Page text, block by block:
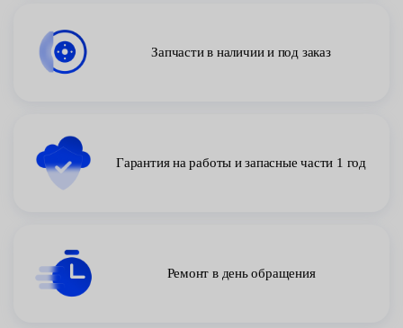
Запчасти в наличии и под заказ
Гарантия на работы и запасные части 1 год
Ремонт в день обращения